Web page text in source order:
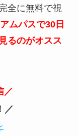
全に無料で視
ムパスで30日
るのがオスス
／
／